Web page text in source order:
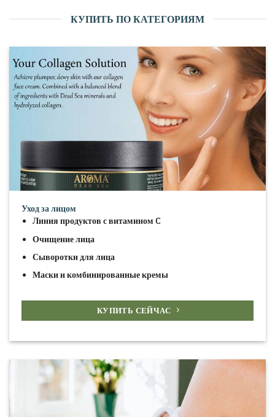
КУПИТЬ ПО КАТЕГОРИЯМ
Уход за лицом
Линия продуктов с витамином C
Очищение лица
Сыворотки для лица
Маски и комбинированные кремы
КУПИТЬ СЕЙЧАС